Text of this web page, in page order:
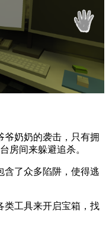
爷奶奶的袭击，只有拥
房间来躲避追杀。
含了众多陷阱，使得逃
类工具来开启宝箱，找